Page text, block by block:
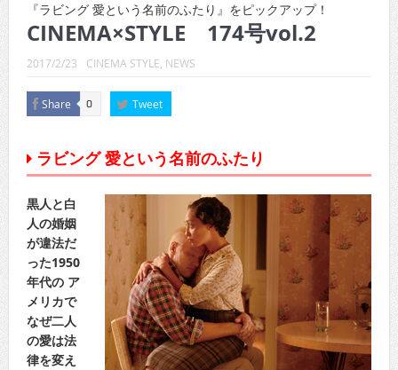
CINEMA×STYLE 289号
CINEMA×STYLE 288号
CINEMA×STYLE 287号
CINEMA×STYLE 285号
CINEMA×STYLE 294号
『ラビング 愛という名前のふたり』をピックアップ！
CINEMA×STYLE 174号vol.2
2017/2/23 CINEMA STYLE NEWS
Share 0 Tweet
ラビング 愛という名前のふたり
黒人と白
人の婚姻
が違法だ
った1950
年代の ア
メリカで
なぜ二人
の愛は法
律を変え